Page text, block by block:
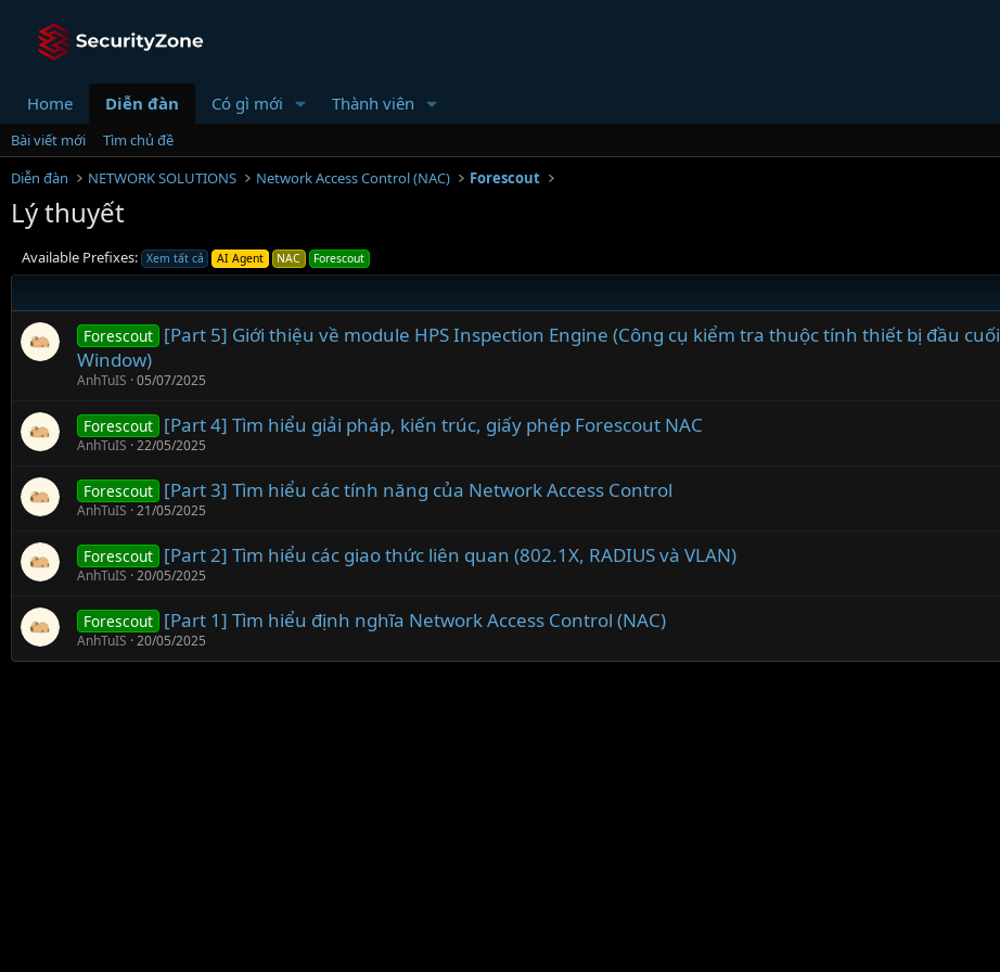
Home Diễn đàn Có gì mới Thành viên
Bài viết mới
Tìm chủ đề
Diễn đàn
NETWORK SOLUTIONS Network Access Control (NAC) Forescout
Lý thuyết
Available Prefixes: Xem tất cả AI Agent NAC Forescout
Forescout [Part 5] Giới thiệu về module HPS Inspection Engine (Công cụ kiểm tra thuộc tính thiết bị đầu cuối
Window)
AnhTuIS 05/07/2025
Forescout [Part 4] Tìm hiểu giải pháp, kiến trúc, giấy phép Forescout NAC
AnhTuIS 22/05/2025
Forescout [Part 3] Tìm hiểu các tính năng của Network Access Control
AnhTuIS 21/05/2025
Forescout [Part 2] Tìm hiểu các giao thức liên quan (802.1X, RADIUS và VLAN)
AnhTuIS 20/05/2025
Forescout [Part 1] Tìm hiểu định nghĩa Network Access Control (NAC)
AnhTuIS 20/05/2025